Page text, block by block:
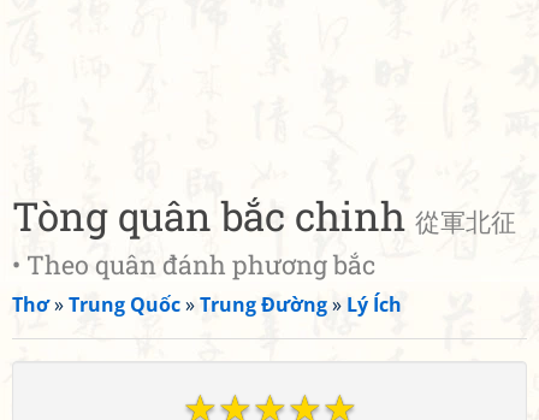
Tòng quân bắc chinh 從軍北征
• Theo quân đánh phương bắc
Thơ»Trung Quốc»Trung Đường» Lý Ích
☆
☆
☆
☆
☆